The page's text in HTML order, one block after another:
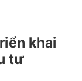
khai
tư